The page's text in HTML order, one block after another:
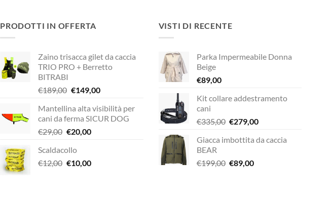
PRODOTTI IN OFFERTA
Zaino trisacca gilet da caccia
TRIO PRO + Berretto
BITRABI
€189,00 Il
originale
era:
€189,00.
€149,00Il
attuale
è:
Mantellina alta visibilità per
cani da ferma SICUR DOG
€29,00 Il
originale
era:
€20,00Il
è:
Scaldacollo
€12,00 Il
€10,00Il
VISTI DI RECENTE
Parka Impermeabile Donna
Beige
€89,00
Kit collare addestramento
cani
€335,00 Il
originale
€335,00.
€279,00Il
attuale
Giacca imbottita da caccia
BEAR
€199,00 Il
€89,00Il